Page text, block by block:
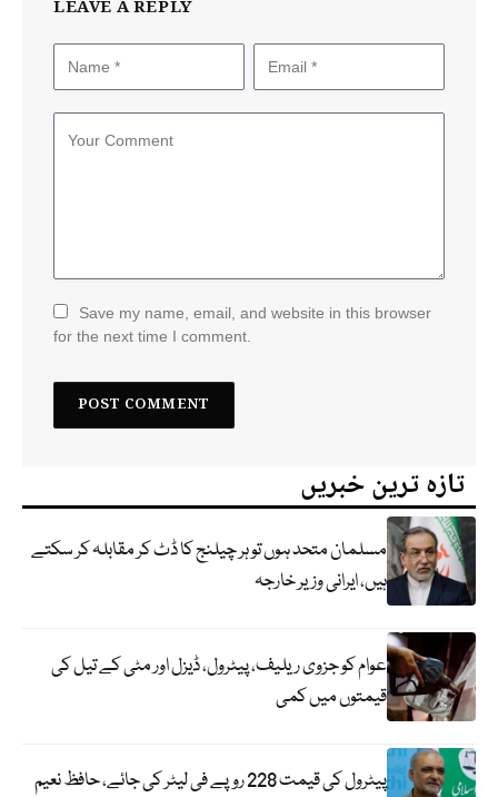
LEAVE A REPLY
Save my name, email, and website in this browser
for the next time I comment.
تازہ ترین خبریں
مسلمان متحد ہوں تو ہر چیلنج کا ڈٹ کر مقابلہ کر سکتے
ہیں، ایرانی وزیر خارجہ
عوام کو جزوی ریلیف، پیٹرول، ڈیزل اور مٹی کے تیل کی
قیمتوں میں کمی
پیٹرول کی قیمت 228 روپے فی لیٹر کی جائے، حافظ نعیم